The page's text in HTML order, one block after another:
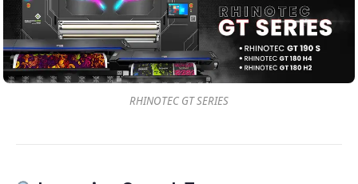
RHINOTEC GT SERIES